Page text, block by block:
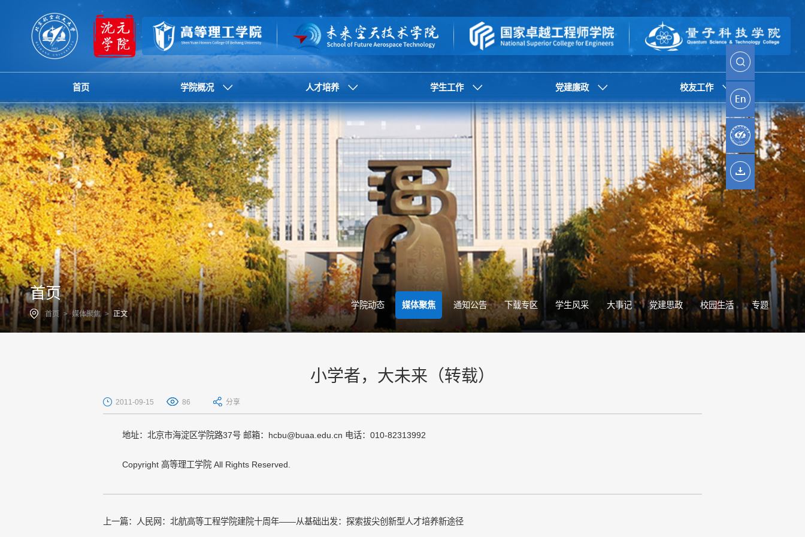
首页 学院概况 人才培养 学生工作 党建廉政 校友工作
首页
首页 > 媒体聚焦 > 正文
学院动态 媒体聚焦 通知公告 下载专区 学生风采 大事记 党建思政 校园生活 专题
小学者，大未来（转载）
2011-09-15 86 分享
地址：北京市海淀区学院路37号 邮箱：hcbu@buaa.edu.cn 电话：010-82313992
Copyright 高等理工学院 All Rights Reserved.
上一篇： 人民网：北航高等工程学院建院十周年——从基础出发：探索拔尖创新型人才培养新途径